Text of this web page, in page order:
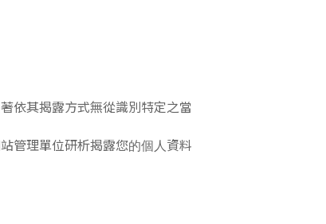
依其揭露方式無從識別特定之當
管理單位研析揭露您的個人資料